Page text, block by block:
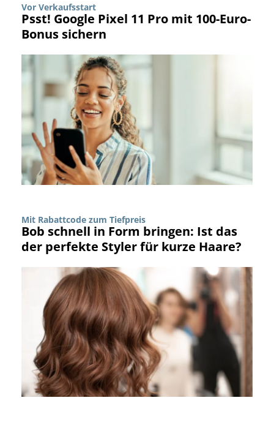
Vor Verkaufsstart
Psst! Google Pixel 11 Pro mit 100-Euro-
Bonus sichern
Mit Rabattcode zum Tiefpreis
Bob schnell in Form bringen: Ist das
der perfekte Styler für kurze Haare?